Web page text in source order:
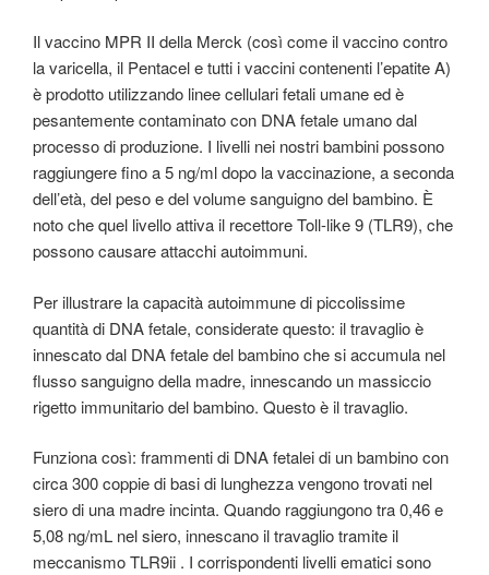
Il vaccino MPR II della Merck (così come il vaccino contro
la varicella, il Pentacel e tutti i vaccini contenenti l’epatite A)
è prodotto utilizzando linee cellulari fetali umane ed è
pesantemente contaminato con DNA fetale umano dal
processo di produzione. I livelli nei nostri bambini possono
raggiungere fino a 5 ng/ml dopo la vaccinazione, a seconda
dell’età, del peso e del volume sanguigno del bambino. È
noto che quel livello attiva il recettore Toll-like 9 (TLR9), che
possono causare attacchi autoimmuni.
Per illustrare la capacità autoimmune di piccolissime
quantità di DNA fetale, considerate questo: il travaglio è
innescato dal DNA fetale del bambino che si accumula nel
flusso sanguigno della madre, innescando un massiccio
rigetto immunitario del bambino. Questo è il travaglio.
Funziona così: frammenti di DNA fetalei di un bambino con
circa 300 coppie di basi di lunghezza vengono trovati nel
siero di una madre incinta. Quando raggiungono tra 0,46 e
5,08 ng/mL nel siero, innescano il travaglio tramite il
meccanismo TLR9ii . I corrispondenti livelli ematici sono